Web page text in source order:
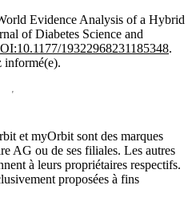
Evidence Analysis of a Hybrid
of Diabetes Science and
19322968231185348.
informé(e).
et myOrbit sont des marques
AG ou de ses filiales. Les autres
à leurs propriétaires respectifs.
proposées à fins